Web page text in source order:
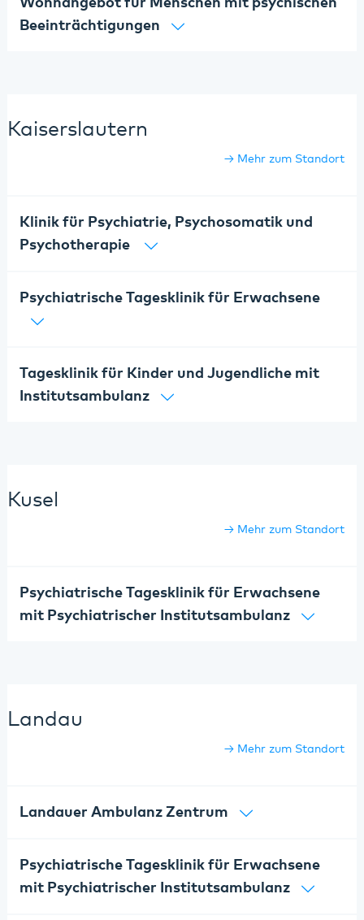
Wohnangebot für Menschen mit psychischen
Beeinträchtigungen
Kaiserslautern
Mehr zum Standort
Klinik für Psychiatrie, Psychosomatik und
Psychotherapie
Psychiatrische Tagesklinik für Erwachsene
Tagesklinik für Kinder und Jugendliche mit
Institutsambulanz
Kusel
Mehr zum Standort
Psychiatrische Tagesklinik für Erwachsene
mit Psychiatrischer Institutsambulanz
Landau
Mehr zum Standort
Landauer Ambulanz Zentrum
Psychiatrische Tagesklinik für Erwachsene
mit Psychiatrischer Institutsambulanz